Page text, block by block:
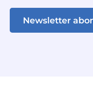
Newsletter